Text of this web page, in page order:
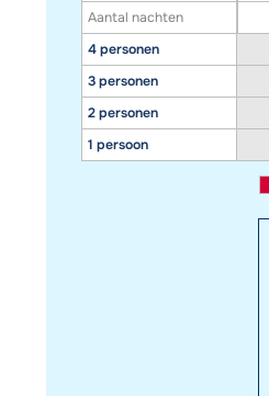
Aantal nachten
4 personen
3 personen
2 personen
1 persoon